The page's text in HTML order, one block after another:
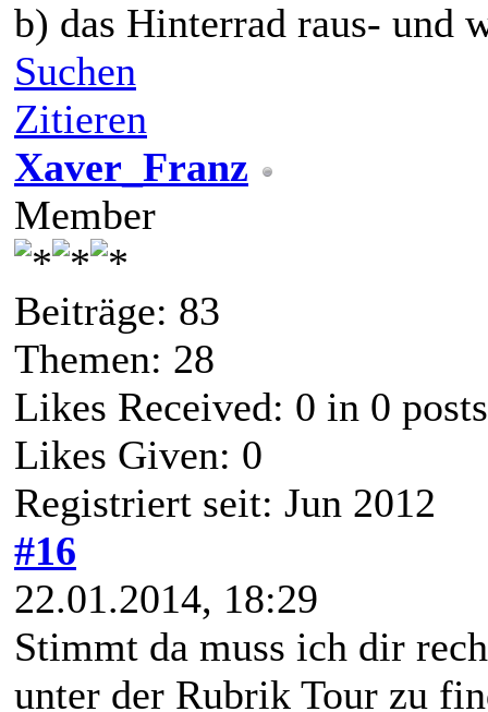
b) das Hinterrad raus- und
Suchen
Zitieren
Xaver_Franz
Member
Beiträge: 83
Themen: 28
Likes Received: 0 in 0 posts
Likes Given: 0
Registriert seit: Jun 2012
#16
22.01.2014, 18:29
Stimmt da muss ich dir
unter der Rubrik Tour zu